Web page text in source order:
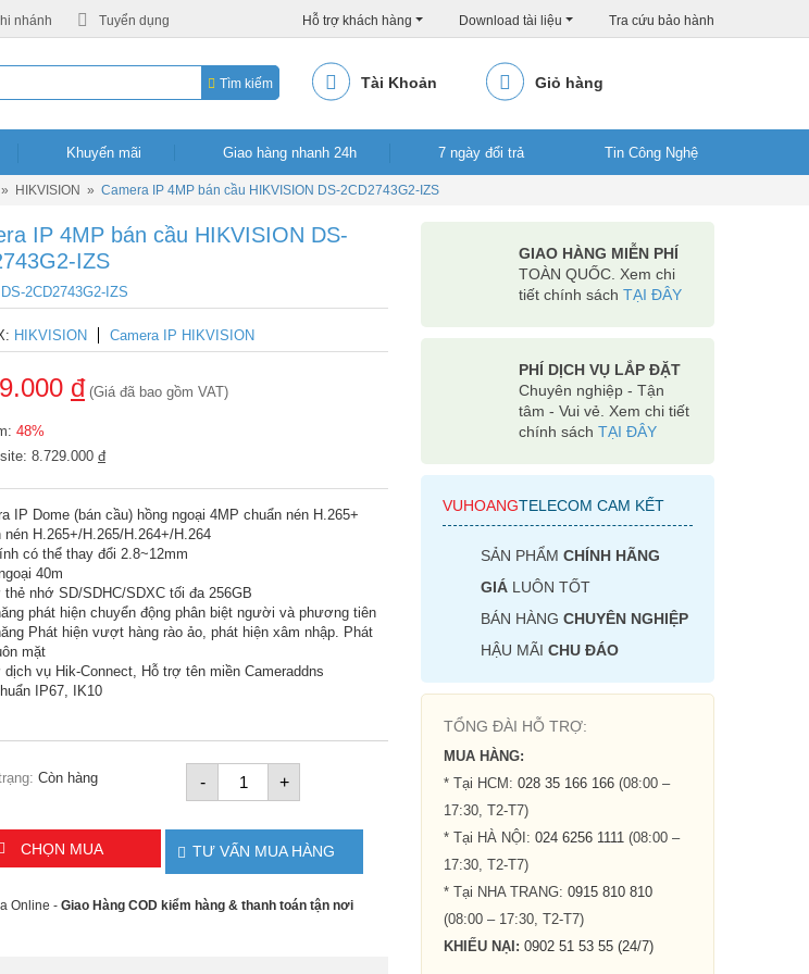
nhánh Tuyển dụng Hỗ trợ khách hàng Download tài liệu Tra cứu bảo hành
Tìm kiếm Tài Khoản Giỏ hàng
Khuyến mãi Giao hàng nhanh 24h 7 ngày đổi trả Tin Công Nghệ
» HIKVISION » Camera IP 4MP bán cầu HIKVISION DS-2CD2743G2-IZS
IP 4MP bán cầu HIKVISION DS-
IZS
2CD2743G2-IZS
HIKVISION Camera IP HIKVISION
đ(Giá đã bao gồm VAT)
48%
8.729.000đ
IP Dome (bán cầu) hồng ngoại 4MP chuẩn nén H.265+
nén H.265+/H.265/H.264+/H.264
có thể thay đổi 2.8~12mm
40m
nhớ SD/SDHC/SDXC tối đa 256GB
phát hiện chuyển động phân biệt người và phương tiên
Phát hiện vượt hàng rào ảo, phát hiện xâm nhập. Phát hiện
vụ Hik-Connect, Hỗ trợ tên miền Cameraddns
IP67, IK10
-
Camera
IP
4MP
cầu
HIKVISION
DS-
2CD2743G2-
IZS
+
Còn hàng
CHỌN MUA TƯ VẤN MUA HÀNG
Online - Giao Hàng COD kiểm hàng & thanh toán tận nơi
GIAO HÀNG MIỄN PHÍ
TOÀN QUỐC. Xem chi tiết
chính sáchTẠI ĐÂY
PHÍ DỊCH VỤ LẮP ĐẶT
Chuyên nghiệp - Tận tâm
- Vui vẻ. Xem chi tiết
chính sách TẠI ĐÂY
VUHOANGTELECOM CAM KẾT
SẢN PHẨM CHÍNH HÃNG
GIÁLUÔN TỐT
BÁN HÀNG CHUYÊN NGHIỆP
HẬU MÃI CHU ĐÁO
TỔNG ĐÀI HỖ TRỢ:
MUA HÀNG:
* Tại HCM: 028 35 166 166(08:00 –
17:30, T2-T7)
* Tại HÀ NỘI: 024 6256 1111(08:00 –
17:30, T2-T7)
* Tại NHA TRANG:0915 810 810(08:00
– 17:30, T2-T7)
KHIẾU NẠI: 0902 51 53 55 (24/7)